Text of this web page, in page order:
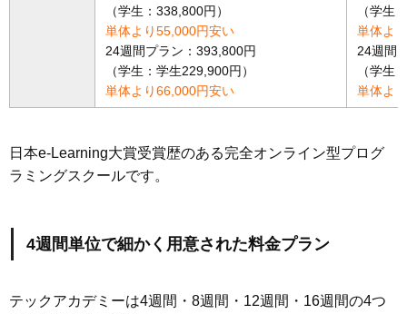
（学生：338,800円）
単体より55,000円安い
24週間プラン：393,800円
（学生：学生229,900円）
単体より66,000円安い
（学生
単体よ
24週間
（学生
単体よ
日本e-Learning大賞受賞歴のある完全オンライン型プログ
ラミングスクールです。
4週間単位で細かく用意された料金プラン
テックアカデミーは4週間・8週間・12週間・16週間の4つ